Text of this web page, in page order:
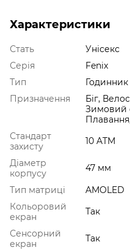
Характеристики
Стать
Унісекс
Серія
Fenix
Тип
Годинник
Призначення
Біг,
Зимовий
Стандарт
захисту
10 ATM
Діаметр
корпусу
47 мм
Тип матриці
AMOLED
Кольоровий
екран
Так
Сенсорний
екран
Так